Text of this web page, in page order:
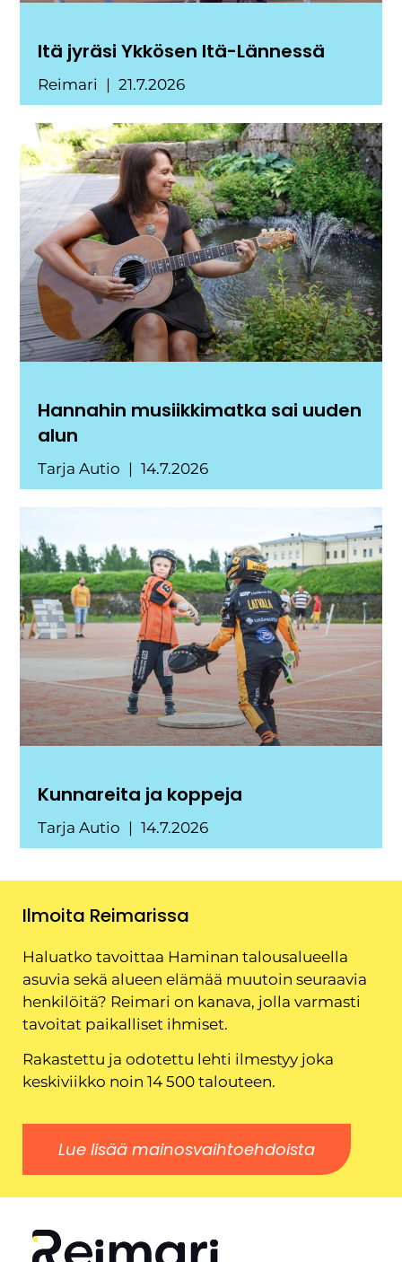
Itä jyräsi Ykkösen Itä-Lännessä
Reimari 21.7.2026
Hannahin musiikkimatka sai uuden
alun
Tarja Autio 14.7.2026
Kunnareita ja koppeja
Tarja Autio 14.7.2026
Ilmoita Reimarissa
Haluatko tavoittaa Haminan talousalueella
asuvia sekä alueen elämää muutoin seuraavia
henkilöitä? Reimari on kanava, jolla varmasti
tavoitat paikalliset ihmiset.
Rakastettu ja odotettu lehti ilmestyy joka
keskiviikko noin 14 500 talouteen.
Lue lisää mainosvaihtoehdoista